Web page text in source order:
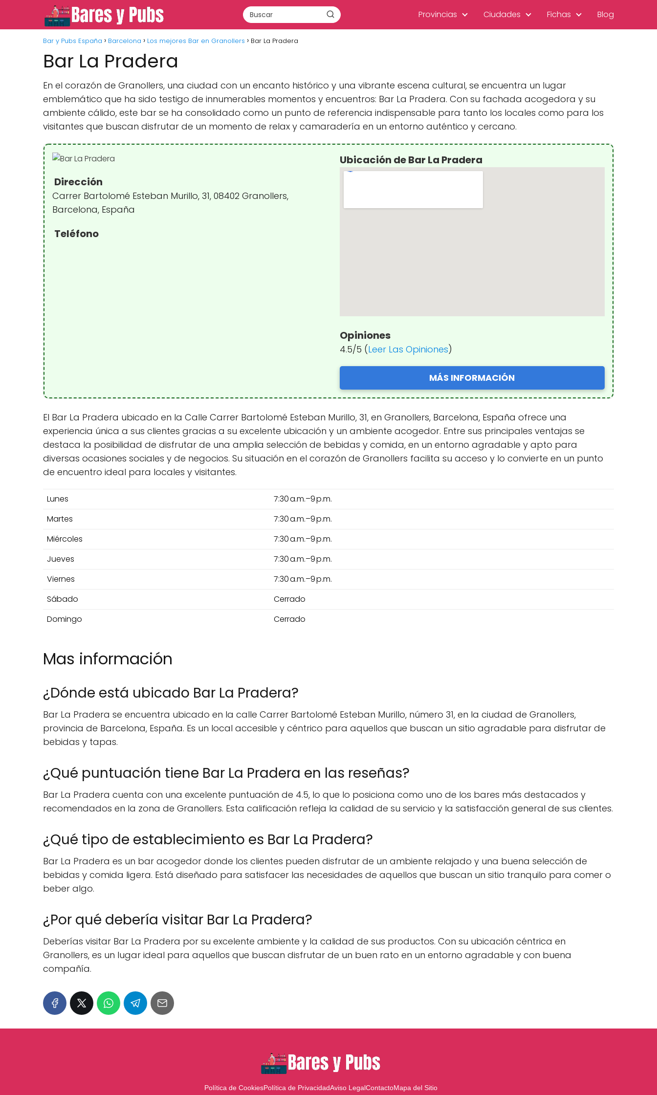
Provincias Ciudades Fichas Blog
Bar y Pubs España Barcelona Los mejores Bar en Granollers Bar La Pradera
Bar La Pradera
En el corazón de Granollers, una ciudad con un encanto histórico y una vibrante escena cultural, se encuentra un lugar
emblemático que ha sido testigo de innumerables momentos y encuentros: Bar La Pradera. Con su fachada acogedora y su
ambiente cálido, este bar se ha consolidado como un punto de referencia indispensable para tanto los locales como para los
visitantes que buscan disfrutar de un momento de relax y camaradería en un entorno auténtico y cercano.
Dirección
Carrer Bartolomé Esteban Murillo, 31, 08402 Granollers,
Barcelona, España
Teléfono
Ubicación de Bar La Pradera
Opiniones
4.5/5 (Leer Las Opiniones)
MÁS INFORMACIÓN
El Bar La Pradera ubicado en la Calle Carrer Bartolomé Esteban Murillo, 31, en Granollers, Barcelona, España ofrece una
experiencia única a sus clientes gracias a su excelente ubicación y un ambiente acogedor. Entre sus principales ventajas se
destaca la posibilidad de disfrutar de una amplia selección de bebidas y comida, en un entorno agradable y apto para
diversas ocasiones sociales y de negocios. Su situación en el corazón de Granollers facilita su acceso y lo convierte en un punto
de encuentro ideal para locales y visitantes.
Lunes
7:30 a.m.–9 p.m.
Martes
7:30 a.m.–9 p.m.
Miércoles
7:30 a.m.–9 p.m.
Jueves
7:30 a.m.–9 p.m.
Viernes
7:30 a.m.–9 p.m.
Sábado
Cerrado
Domingo
Cerrado
Mas información
¿Dónde está ubicado Bar La Pradera?
Bar La Pradera se encuentra ubicado en la calle Carrer Bartolomé Esteban Murillo, número 31, en la ciudad de Granollers,
provincia de Barcelona, España. Es un local accesible y céntrico para aquellos que buscan un sitio agradable para disfrutar de
bebidas y tapas.
¿Qué puntuación tiene Bar La Pradera en las reseñas?
Bar La Pradera cuenta con una excelente puntuación de 4.5, lo que lo posiciona como uno de los bares más destacados y
recomendados en la zona de Granollers. Esta calificación refleja la calidad de su servicio y la satisfacción general de sus clientes.
¿Qué tipo de establecimiento es Bar La Pradera?
Bar La Pradera es un bar acogedor donde los clientes pueden disfrutar de un ambiente relajado y una buena selección de
bebidas y comida ligera. Está diseñado para satisfacer las necesidades de aquellos que buscan un sitio tranquilo para comer o
beber algo.
¿Por qué debería visitar Bar La Pradera?
Deberías visitar Bar La Pradera por su excelente ambiente y la calidad de sus productos. Con su ubicación céntrica en
Granollers, es un lugar ideal para aquellos que buscan disfrutar de un buen rato en un entorno agradable y con buena
compañía.
Política de CookiesPolítica de PrivacidadAviso LegalContactoMapa del Sitio